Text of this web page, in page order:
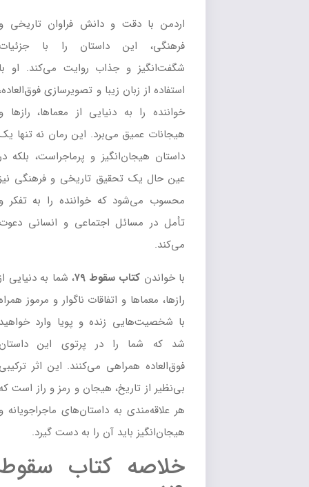
اردمن با دقت و دانش فراوان تاریخی و
فرهنگی، این داستان را با جزئیات
شگفت‌انگیز و جذاب روایت می‌کند. او با
استفاده از زبان زیبا و تصویرسازی فوق‌العاده،
خواننده را به دنیایی از معماها، رازها و
هیجانات عمیق می‌برد. این رمان نه تنها یک
داستان هیجان‌انگیز و پرماجراست، بلکه در
عین حال یک تحقیق تاریخی و فرهنگی نیز
محسوب می‌شود که خواننده را به تفکر و
تأمل در مسائل اجتماعی و انسانی دعوت
با خواندنکتاب سقوط ۷۹
، شما به دنیایی از
رازها، معماها و اتفاقات ناگوار و مرموز همراه
با شخصیت‌هایی زنده و پویا وارد خواهید
شد که شما را در پرتوی این داستان
فوق‌العاده همراهی می‌کنند. این اثر ترکیبی
بی‌نظیر از تاریخ، هیجان و رمز و راز است که
هر علاقه‌مندی به داستان‌های ماجراجویانه و
هیجان‌انگیز باید آن را به دست گیرد.
خلاصه کتاب سقوط